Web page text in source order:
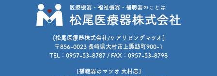
[松尾医療器株式会社/ケアリビングマツオ]
〒856-0023 長崎県大村市上諏訪町900-1
TEL：0957-53-8787 / FAX：0957-53-8798
[補聴器のマツオ 大村店]